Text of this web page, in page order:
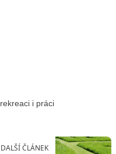
i práci
DALŠÍ ČLÁNEK